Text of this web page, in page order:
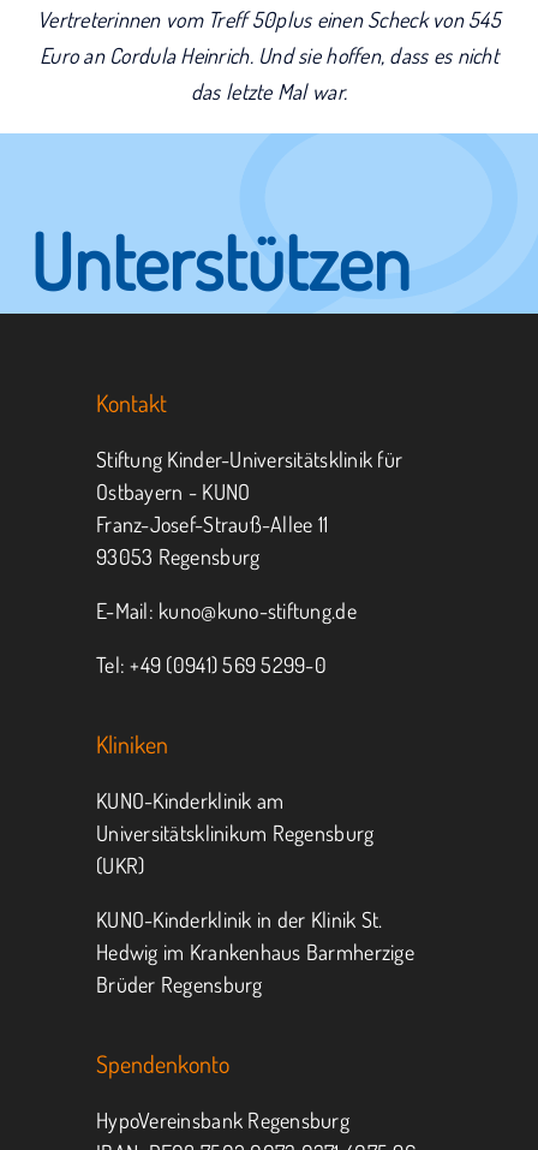
Vertreterinnen vom Treff 50plus einen Scheck von 545
Euro an Cordula Heinrich. Und sie hoffen, dass es nicht
das letzte Mal war.
Unterstützen
Sie KUNO.
Jeder kann helfen.
MITMACHEN SPENDEN
Kontakt
Stiftung Kinder-Universitätsklinik für
Ostbayern - KUNO
Franz-Josef-Strauß-Allee 11
93053 Regensburg
E-Mail: kuno@kuno-stiftung.de
Tel: +49 (0941) 569 5299-0
Kliniken
KUNO-Kinderklinik am
Universitätsklinikum Regensburg
(UKR)
KUNO-Kinderklinik in der Klinik St.
Hedwig im Krankenhaus Barmherzige
Brüder Regensburg
Spendenkonto
HypoVereinsbank Regensburg